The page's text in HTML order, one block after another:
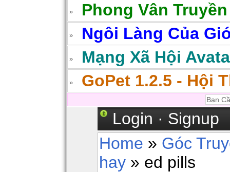
Phong Vân
Ngôi Làng Của
Mạng Xã Hội
GoPet 1.2.5 - Hội
Login · Signup
Home » Góc
hay » ed pills